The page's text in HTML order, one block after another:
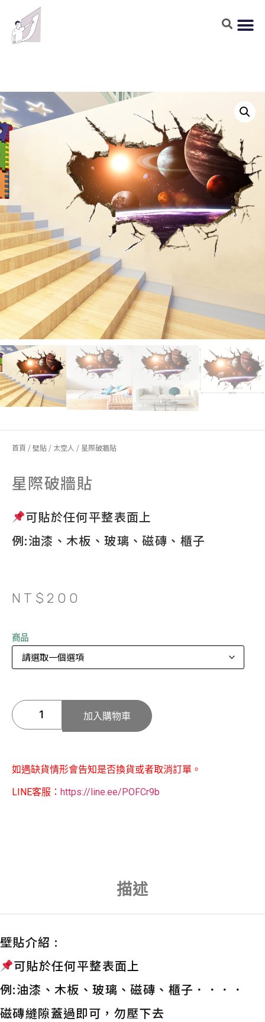
首頁 /壁貼 / 太空人 / 星際破牆貼
星際破牆貼
可貼於任何平整表面上
例:油漆、木板、玻璃、磁磚、櫃子
NT$ 200
商品
加入購物車
如遇缺貨情形會告知是否換貨或者取消訂單。
LINE客服： https://line.ee/POFCr9b
描述
壁貼介紹 :
可貼於任何平整表面上
例:油漆、木板、玻璃、磁磚、櫃子．．．．
磁磚縫隙蓋過即可，勿壓下去